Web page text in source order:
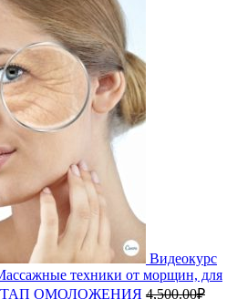
Видеокурс
техники от морщин, для
ЭТАП ОМОЛОЖЕНИЯ 4,500.00₽